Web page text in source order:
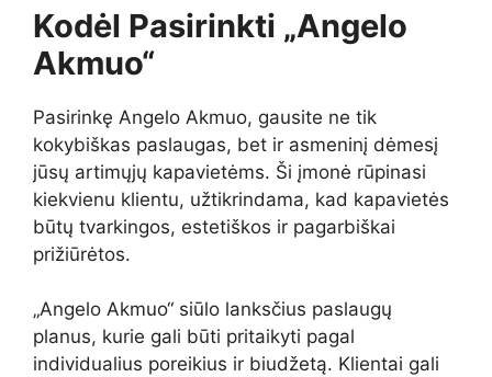
Kodėl Pasirinkti „Angelo
Akmuo“
Pasirinkę Angelo Akmuo, gausite ne tik
kokybiškas paslaugas, bet ir asmeninį dėmesį
jūsų artimųjų kapavietėms. Ši įmonė rūpinasi
kiekvienu klientu, užtikrindama, kad kapavietės
būtų tvarkingos, estetiškos ir pagarbiškai
prižiūrėtos.
„Angelo Akmuo“ siūlo lanksčius paslaugų
planus, kurie gali būti pritaikyti pagal
individualius poreikius ir biudžetą. Klientai gali